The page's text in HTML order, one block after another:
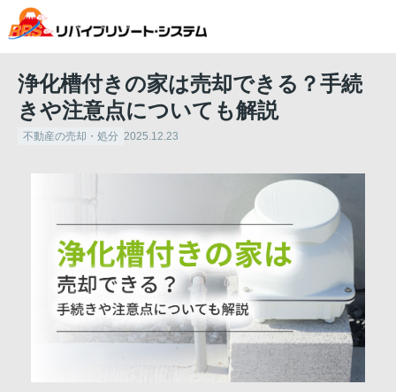
浄化槽付きの家は売却できる？手続
きや注意点についても解説
不動産の売却・処分 2025.12.23